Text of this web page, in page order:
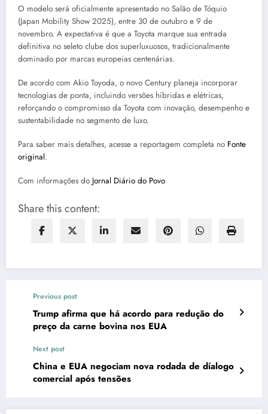
O modelo será oficialmente apresentado no Salão de Tóquio
(Japan Mobility Show 2025), entre 30 de outubro e 9 de
novembro. A expectativa é que a Toyota marque sua entrada
definitiva no seleto clube dos superluxuosos, tradicionalmente
dominado por marcas europeias centenárias.
De acordo com Akio Toyoda, o novo Century planeja incorporar
tecnologias de ponta, incluindo versões híbridas e elétricas,
reforçando o compromisso da Toyota com inovação, desempenho e
sustentabilidade no segmento de luxo.
Para saber mais detalhes, acesse a reportagem completa no Fonte
original.
Com informações do Jornal Diário do Povo
Share this content:
Previous post
Trump afirma que há acordo para redução do
preço da carne bovina nos EUA
Next post
China e EUA negociam nova rodada de díalogo
comercial após tensões